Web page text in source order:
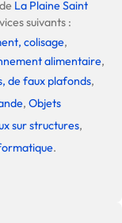
La Plaine Saint
suivants :
colisage,
alimentaire,
de faux plafonds,
, Objets
sur structures,
.